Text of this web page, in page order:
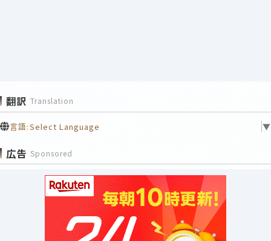
翻訳 Translation
言語:Select Language ▼
広告 Sponsored